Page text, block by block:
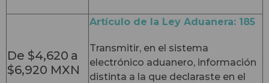
De $4,620 a
$6,920 MXN
Artículo de la Ley Aduanera: 185
Transmitir, en el sistema
electrónico aduanero, información
distinta a la que declaraste en el